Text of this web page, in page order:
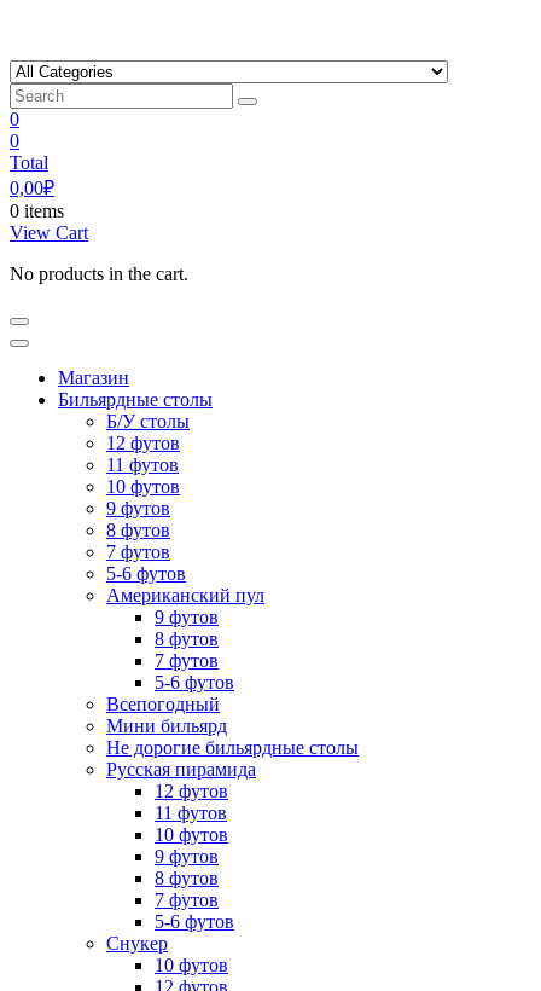
content
0
0
Total
0,00₽
0 items
View Cart
No products in the cart.
Магазин
Бильярдные столы
Б/У столы
12 футов
11 футов
10 футов
9 футов
8 футов
7 футов
5-6 футов
Американский пул
9 футов
8 футов
7 футов
5-6 футов
Всепогодный
Мини бильярд
Не дорогие бильярдные столы
Русская пирамида
12 футов
11 футов
10 футов
9 футов
8 футов
7 футов
5-6 футов
Снукер
10 футов
12 футов